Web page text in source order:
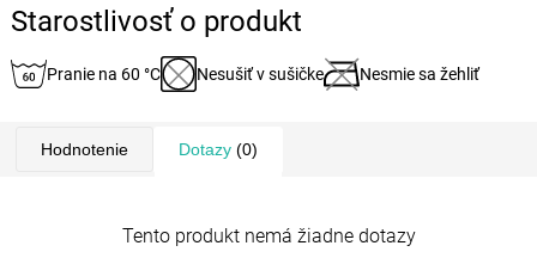
Starostlivosť o produkt
Pranie na 60 °C Nesušiť v sušičke Nesmie sa žehliť
Hodnotenie Dotazy(0)
Tento produkt nemá žiadne dotazy